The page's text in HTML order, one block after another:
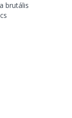
brutális